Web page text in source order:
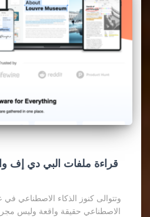
قراءة ملفات البي دي إف
وتتوالى كنوز الذكاء الاصطناعي في
الاصطناعي حقيقة واقعة وليس